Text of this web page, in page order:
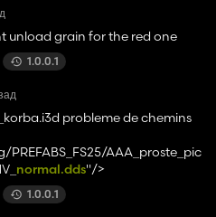
unload grain for the red one
1.0.0.1
probleme de chemins
PREFABS_FS25/AAA_proste_pic
normal.dds"/>
1.0.0.1